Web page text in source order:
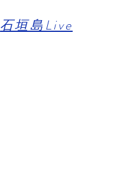
​石垣島Live